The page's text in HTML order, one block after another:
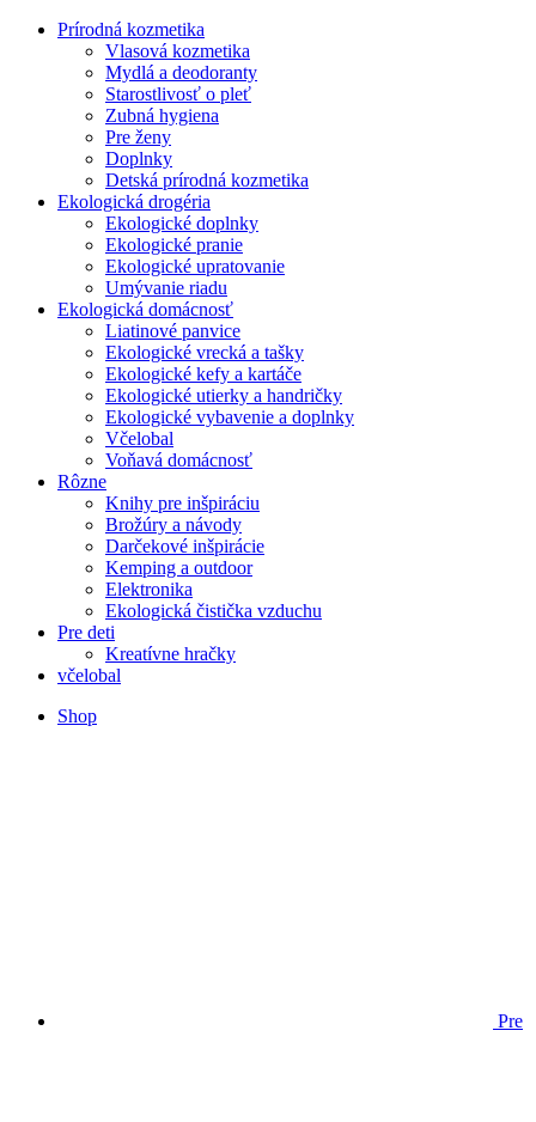
Prírodná kozmetika
Vlasová kozmetika
Mydlá a deodoranty
Starostlivosť o pleť
Zubná hygiena
Pre ženy
Doplnky
Detská prírodná kozmetika
Ekologická drogéria
Ekologické doplnky
Ekologické pranie
Ekologické upratovanie
Umývanie riadu
Ekologická domácnosť
Liatinové panvice
Ekologické vrecká a tašky
Ekologické kefy a kartáče
Ekologické utierky a handričky
Ekologické vybavenie a doplnky
Včelobal
Voňavá domácnosť
Rôzne
Knihy pre inšpiráciu
Brožúry a návody
Darčekové inšpirácie
Kemping a outdoor
Elektronika
Ekologická čistička vzduchu
Pre deti
Kreatívne hračky
včelobal
Shop
Pre